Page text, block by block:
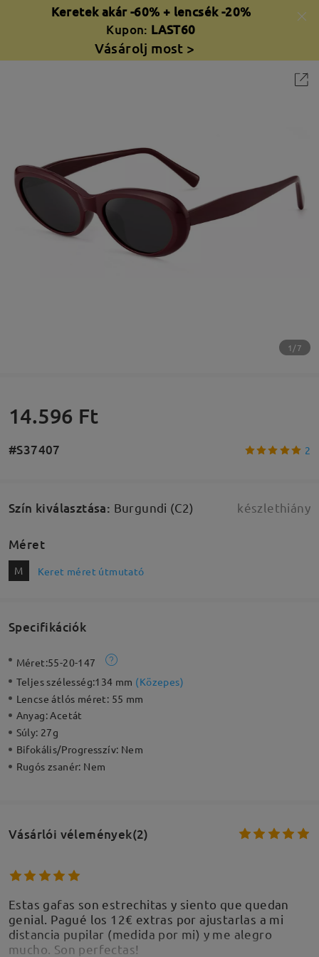
Keretek akár -60% + lencsék -20%
Kupon: LAST60
Vásárolj most >
1/7
14.596 Ft
#S37407 2
Szín kiválasztása: Burgundi (C2) készlethiány
Méret
M Keret méret útmutató
Specifikációk
Méret:55-20-147
Teljes szélesség:134 mm (Közepes)
Lencse átlós méret: 55 mm
Anyag:Acetát
Súly: 27g
Bifokális/Progresszív: Nem
Rugós zsanér: Nem
Vásárlói vélemények(2)
Estas gafas son estrechitas y siento que quedan
genial. Pagué los 12€ extras por ajustarlas a mi
distancia pupilar (medida por mi) y me alegro
mucho. Son perfectas!